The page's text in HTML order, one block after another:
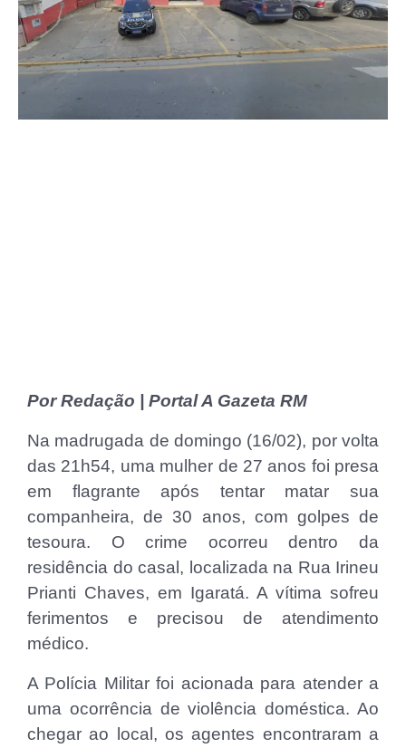
Por Redação | Portal A Gazeta RM
Na madrugada de domingo (16/02), por volta
das 21h54, uma mulher de 27 anos foi presa
em flagrante após tentar matar sua
companheira, de 30 anos, com golpes de
tesoura. O crime ocorreu dentro da
residência do casal, localizada na Rua Irineu
Prianti Chaves, em Igaratá. A vítima sofreu
ferimentos e precisou de atendimento
médico.
A Polícia Militar foi acionada para atender a
uma ocorrência de violência doméstica. Ao
chegar ao local, os agentes encontraram a